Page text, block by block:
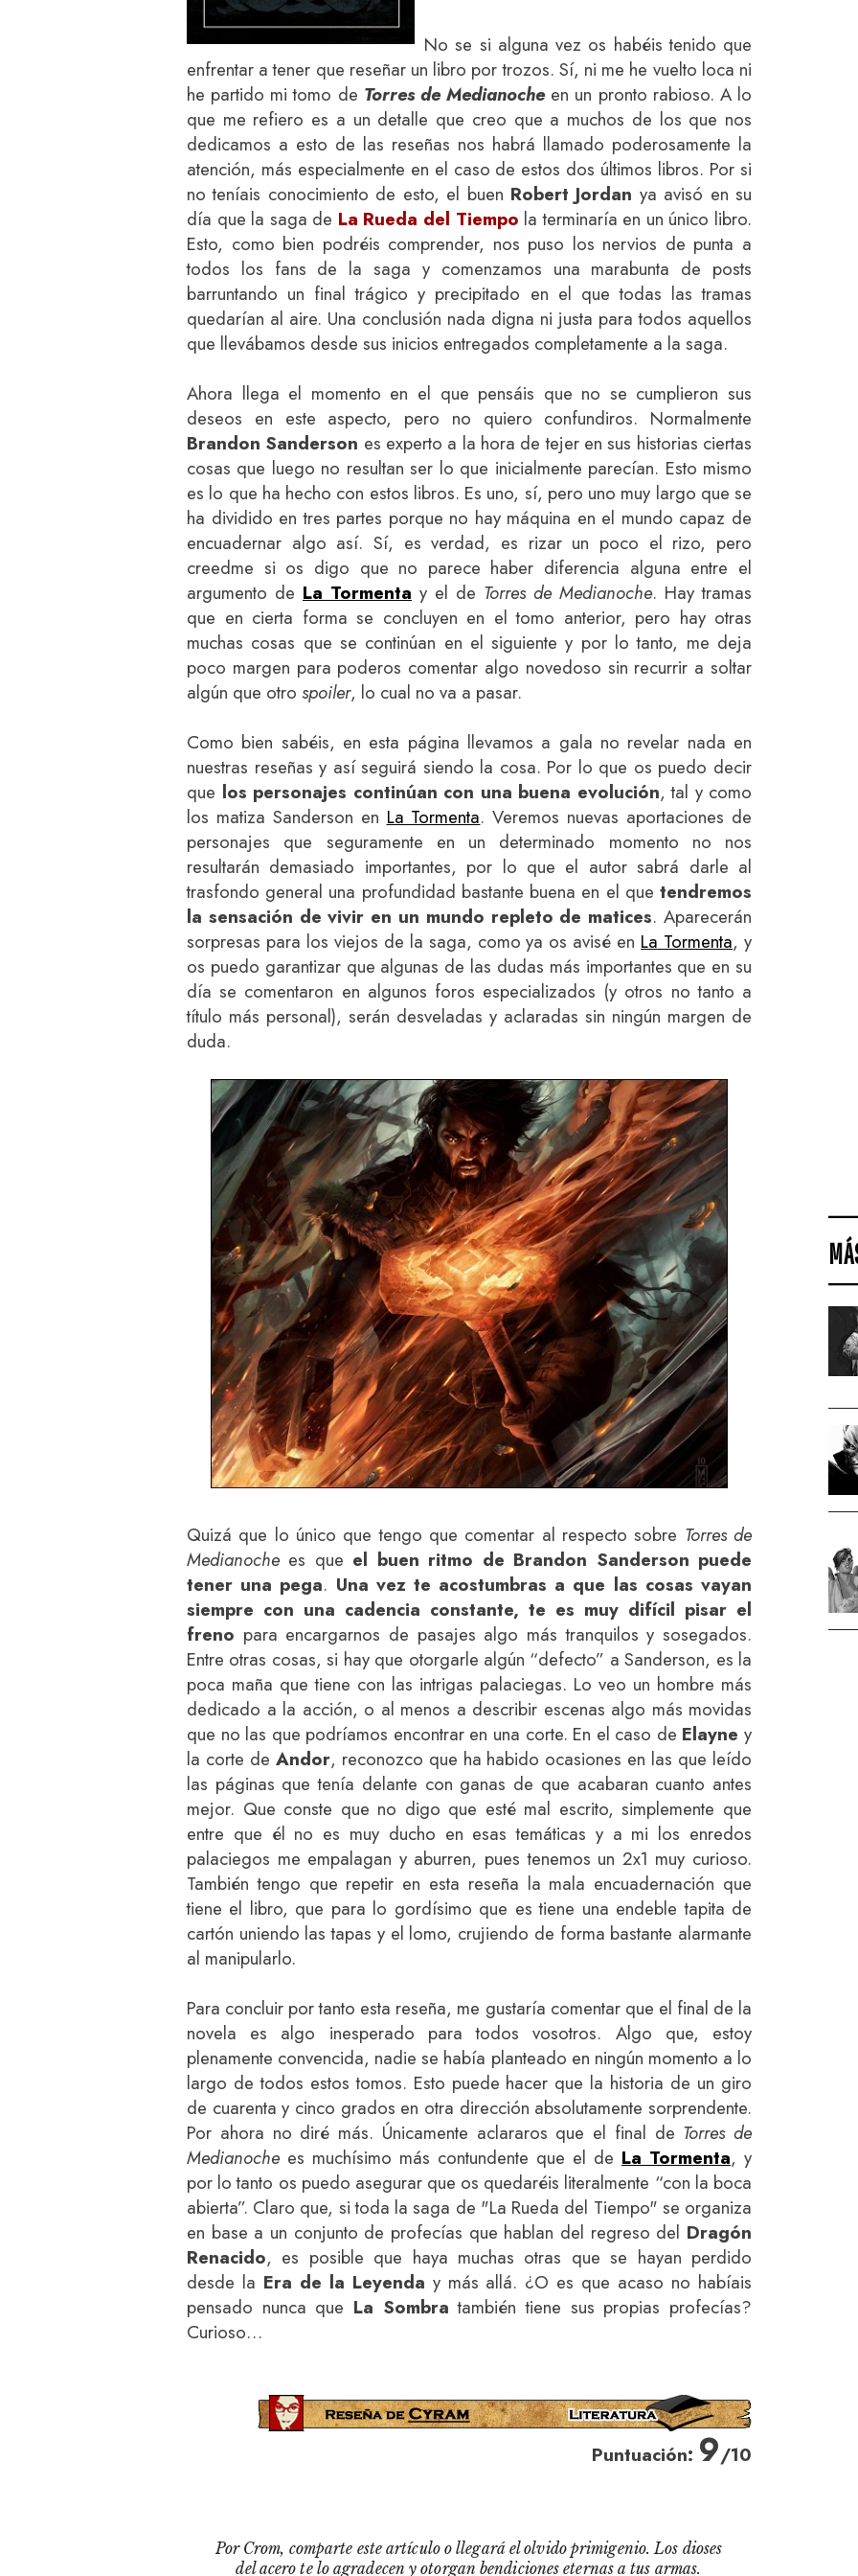
No se si alguna vez os habéis tenido que
enfrentar a tener que reseñar un libro por trozos. Sí, ni me he vuelto loca ni
he partido mi tomo de Torres de Medianocheen un pronto rabioso. A lo
que me refiero es a un detalle que creo que a muchos de los que nos
dedicamos a esto de las reseñas nos habrá llamado poderosamente la
atención, más especialmente en el caso de estos dos últimos libros. Por si
no teníais conocimiento de esto, el buen Robert Jordan ya avisó en su
día que la saga de La Rueda del Tiempo la terminaría en un único libro.
Esto, como bien podréis comprender, nos puso los nervios de punta a
todos los fans de la saga y comenzamos una marabunta de posts
barruntando un final trágico y precipitado en el que todas las tramas
quedarían al aire. Una conclusión nada digna ni justa para todos aquellos
que llevábamos desde sus inicios entregados completamente a la saga.
Ahora llega el momento en el que pensáis que no se cumplieron sus
deseos en este aspecto, pero no quiero confundiros. Normalmente
Brandon Sanderson es experto a la hora de tejer en sus historias ciertas
cosas que luego no resultan ser lo que inicialmente parecían. Esto mismo
es lo que ha hecho con estos libros. Es uno, sí, pero uno muy largo que se
ha dividido en tres partes porque no hay máquina en el mundo capaz de
encuadernar algo así. Sí, es verdad, es rizar un poco el rizo, pero
creedme si os digo que no parece haber diferencia alguna entre el
argumento de La Tormenta y el de Torres de Medianoche. Hay tramas
que en cierta forma se concluyen en el tomo anterior, pero hay otras
muchas cosas que se continúan en el siguiente y por lo tanto, me deja
poco margen para poderos comentar algo novedoso sin recurrir a soltar
algún que otro spoiler, lo cual no va a pasar.
Como bien sabéis, en esta página llevamos a gala no revelar nada en
nuestras reseñas y así seguirá siendo la cosa. Por lo que os puedo decir
que los personajes continúan con una buena evolución, tal y como
los matiza Sanderson en La Tormenta. Veremos nuevas aportaciones de
personajes que seguramente en un determinado momento no nos
resultarán demasiado importantes, por lo que el autor sabrá darle al
trasfondo general una profundidad bastante buena en el que tendremos
la sensación de vivir en un mundo repleto de matices. Aparecerán
sorpresas para los viejos de la saga, como ya os avisé en La Tormenta, y
os puedo garantizar que algunas de las dudas más importantes que en su
día se comentaron en algunos foros especializados (y otros no tanto a
título más personal), serán desveladas y aclaradas sin ningún margen de
duda.
Quizá que lo único que tengo que comentar al respecto sobre Torres de
Medianoche es que el buen ritmo de Brandon Sanderson puede
tener una pega. Una vez te acostumbras a que las cosas vayan
siempre con una cadencia constante, te es muy difícil pisar el
freno para encargarnos de pasajes algo más tranquilos y sosegados.
Entre otras cosas, si hay que otorgarle algún “defecto” a Sanderson, es la
poca maña que tiene con las intrigas palaciegas. Lo veo un hombre más
dedicado a la acción, o al menos a describir escenas algo más movidas
que no las que podríamos encontrar en una corte. En el caso de Elayne y
la corte de Andor, reconozco que ha habido ocasiones en las que leído
las páginas que tenía delante con ganas de que acabaran cuanto antes
mejor. Que conste que no digo que esté mal escrito, simplemente que
entre que él no es muy ducho en esas temáticas y a mi los enredos
palaciegos me empalagan y aburren, pues tenemos un 2x1 muy curioso.
También tengo que repetir en esta reseña la mala encuadernación que
tiene el libro, que para lo gordísimo que es tiene una endeble tapita de
cartón uniendo las tapas y el lomo, crujiendo de forma bastante alarmante
al manipularlo.
Para concluir por tanto esta reseña, me gustaría comentar que el final de la
novela es algo inesperado para todos vosotros. Algo que, estoy
plenamente convencida, nadie se había planteado en ningún momento a lo
largo de todos estos tomos. Esto puede hacer que la historia de un giro
de cuarenta y cinco grados en otra dirección absolutamente sorprendente.
Por ahora no diré más. Únicamente aclararos que el final de Torres de
Medianoche es muchísimo más contundente que el de La Tormenta, y
por lo tanto os puedo asegurar que os quedaréis literalmente “con la boca
abierta”. Claro que, si toda la saga de "La Rueda del Tiempo" se organiza
en base a un conjunto de profecías que hablan del regreso del Dragón
Renacido, es posible que haya muchas otras que se hayan perdido
desde la Era de la Leyenda y más allá. ¿O es que acaso no habíais
pensado nunca que La Sombra también tiene sus propias profecías?
Curioso…
Puntuación: 9/10
Por Crom, comparte este artículo o llegará el olvido primigenio. Los dioses
del acero te lo agradecen y otorgan bendiciones eternas a tus armas.